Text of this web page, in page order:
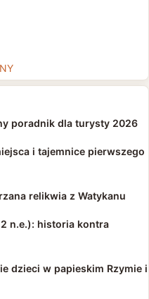
poradnik dla turysty 2026
i tajemnice pierwszego
relikwia z Watykanu
n.e.): historia kontra
dzieci w papieskim Rzymie i